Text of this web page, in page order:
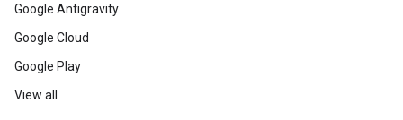
Google Antigravity
Google Cloud
Google Play
View all